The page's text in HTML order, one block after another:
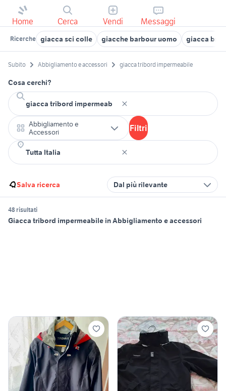
Home Cerca Vendi Messaggi
Ricerche giacca sci colle giacche barbour uomo giacca
Subito Abbigliamento e accessori giacca tribord impermeabile
Cosa cerchi?
Abbigliamento e
Accessori
Filtri
Salva ricerca Dal più rilevante
48 risultati
Giacca tribord impermeabile in Abbigliamento e accessori